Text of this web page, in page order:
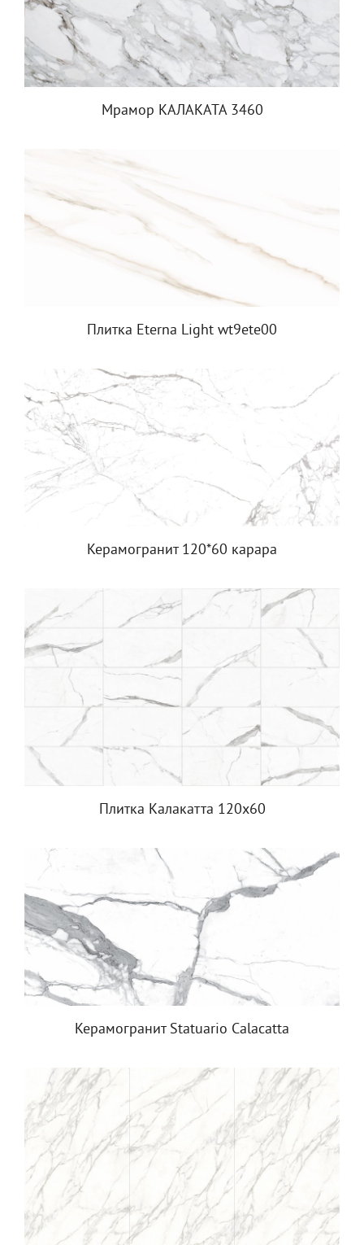
Мрамор КАЛАКАТА 3460
Плитка Eterna Light wt9ete00
Керамогранит 120*60 карара
Плитка Калакатта 120х60
Керамогранит Statuario Calacatta